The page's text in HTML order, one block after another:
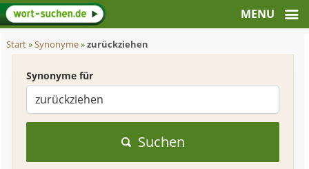
Start»Synonyme»zurückziehen
Synonyme für
Suchen